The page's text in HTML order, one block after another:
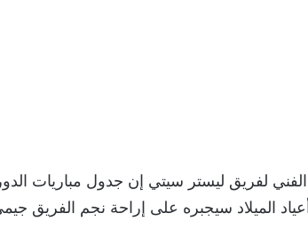
لفريق ليستر سيتي إن جدول مباريات
الميلاد سيجبره على إراحة نجم الفريق